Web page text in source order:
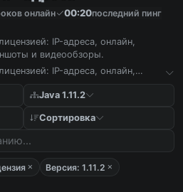
онлайн 00:20последний пинг
IP-адреса, онлайн,
и видеообзоры.
IP-адреса, онлайн,
Java 1.11.2
Сортировка
Версия: 1.11.2